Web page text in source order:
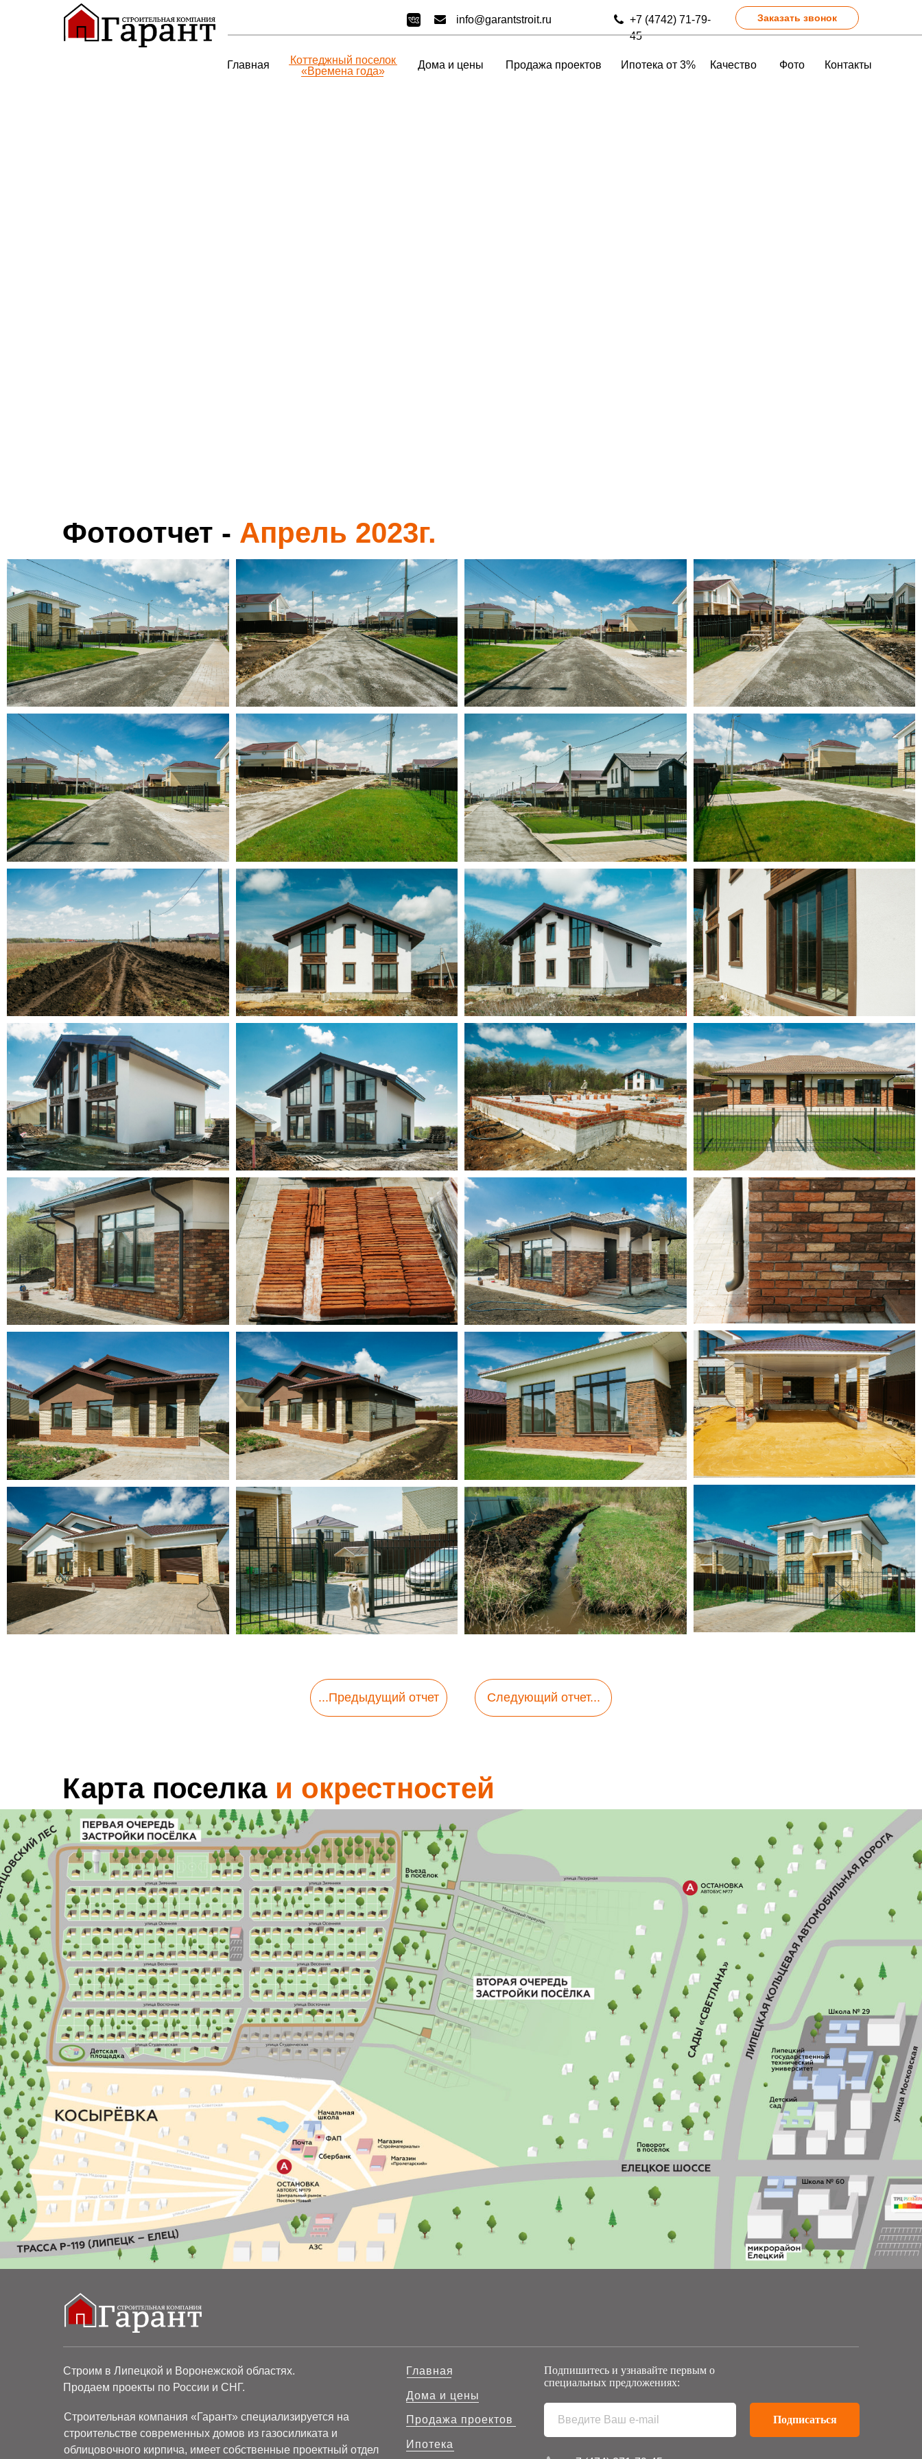
Заказать звонок
+7 (4742) 71-79-
45
info@garantstroit.ru
Дома и цены Продажа проектов Ипотека от 3% Контакты
Фото
Качество
Главная
Коттеджный поселок
«Времена года»
КРАСОТЫ И
КОМФОРТА
145 кв.м.
УЗНАТЬ ЦЕНУ
Фотоотчет - Апрель 2023г.
Следующий отчет...
...Предыдущий отчет
Карта поселка и окрестностей
Главная
Дома и цены
Продажа проектов
Ипотека
Строительная компания «Гарант» специализируется на
строительстве современных домов из газосиликата и
облицовочного кирпича, имеет собственные проектный отдел
Подпишитесь и узнавайте первым о
специальных предложениях:
Подписаться
Строим в Липецкой и Воронежской областях.
Продаем проекты по России и СНГ.